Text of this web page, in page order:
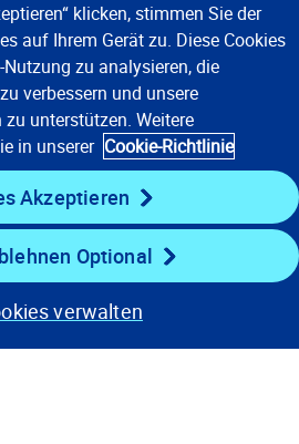
bleiben
klicken, stimmen Sie der
auf Ihrem Gerät zu. Diese Cookies
zu analysieren, die
verbessern und unsere
unterstützen. Weitere
in unserer Cookie-Richtlinie
Akzeptieren
Optional
verwalten